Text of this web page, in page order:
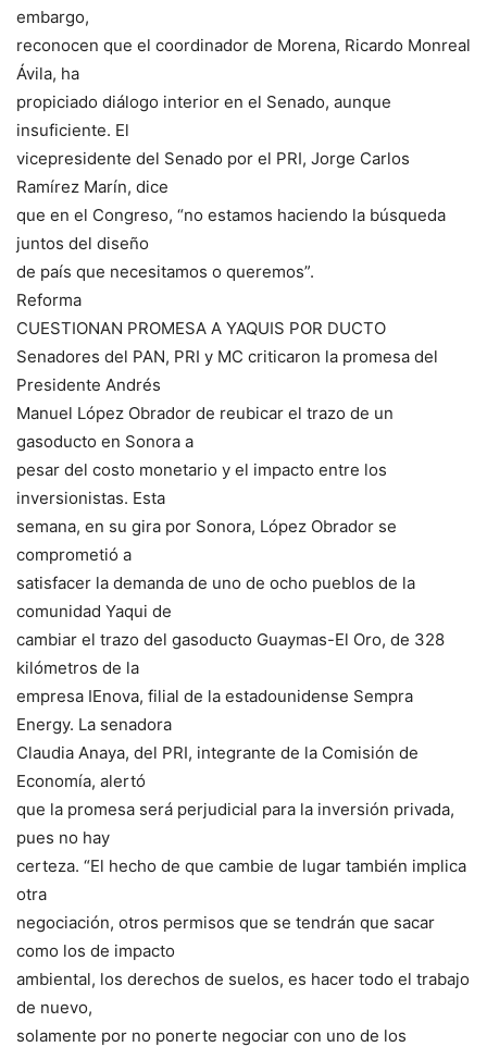
embargo,
reconocen que el coordinador de Morena, Ricardo Monreal
Ávila, ha
propiciado diálogo interior en el Senado, aunque
insuficiente. El
vicepresidente del Senado por el PRI, Jorge Carlos
Ramírez Marín, dice
que en el Congreso, “no estamos haciendo la búsqueda
juntos del diseño
de país que necesitamos o queremos”.
Reforma
CUESTIONAN PROMESA A YAQUIS POR DUCTO
Senadores del PAN, PRI y MC criticaron la promesa del
Presidente Andrés
Manuel López Obrador de reubicar el trazo de un
gasoducto en Sonora a
pesar del costo monetario y el impacto entre los
inversionistas. Esta
semana, en su gira por Sonora, López Obrador se
comprometió a
satisfacer la demanda de uno de ocho pueblos de la
comunidad Yaqui de
cambiar el trazo del gasoducto Guaymas-El Oro, de 328
kilómetros de la
empresa IEnova, filial de la estadounidense Sempra
Energy. La senadora
Claudia Anaya, del PRI, integrante de la Comisión de
Economía, alertó
que la promesa será perjudicial para la inversión privada,
pues no hay
certeza. “El hecho de que cambie de lugar también implica
otra
negociación, otros permisos que se tendrán que sacar
como los de impacto
ambiental, los derechos de suelos, es hacer todo el trabajo
de nuevo,
solamente por no ponerte negociar con uno de los